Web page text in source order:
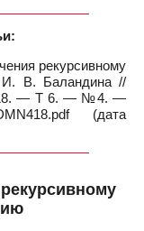
рекурсивному
И. В. Баландина //
— Т 6. — №4. —
(дата